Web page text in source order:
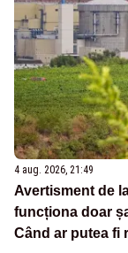
4 aug. 2026, 21:49
Avertisment de
funcționa doar
Când ar putea fi